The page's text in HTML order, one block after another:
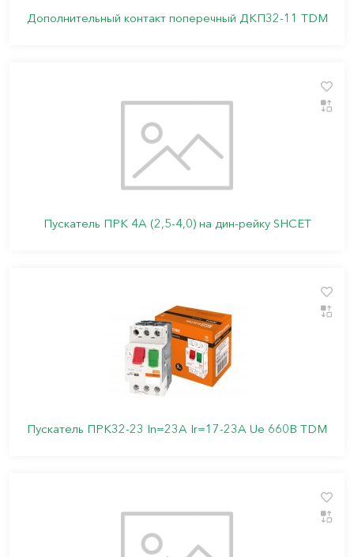
Дополнительный контакт поперечный ДКП32-11 TDM
Пускатель ПРК 4A (2,5-4,0) на дин-рейку SHCET
Пускатель ПРК32-23 In=23A Ir=17-23A Ue 660В TDM